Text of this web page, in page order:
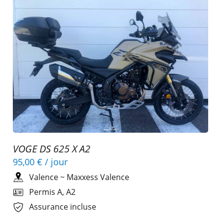
VOGE DS 625 X A2
95,00 € / jour
Valence~ Maxxess Valence
Permis A, A2
Assurance incluse